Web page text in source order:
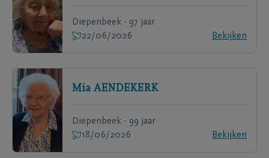
Diepenbeek - 97 jaar
22/06/2026
Bekijken
Mia AENDEKERK
Diepenbeek - 99 jaar
18/06/2026
Bekijken